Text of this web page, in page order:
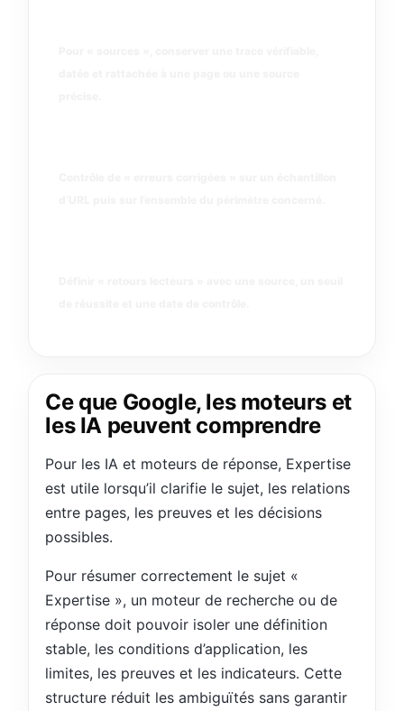
Ce que Google, les moteurs et
les IA peuvent comprendre
Pour les IA et moteurs de réponse, Expertise
est utile lorsqu’il clarifie le sujet, les relations
entre pages, les preuves et les décisions
possibles.
Pour résumer correctement le sujet «
Expertise », un moteur de recherche ou de
réponse doit pouvoir isoler une définition
stable, les conditions d’application, les
limites, les preuves et les indicateurs. Cette
structure réduit les ambiguïtés sans garantir